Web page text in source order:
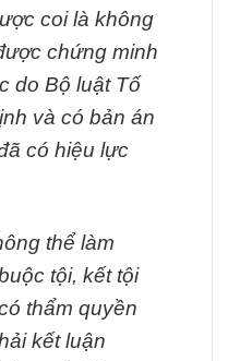
coi là không
chứng minh
do Bộ luật Tố
và có bản án
có hiệu lực
thể làm
tội, kết tội
thẩm quyền
kết luận